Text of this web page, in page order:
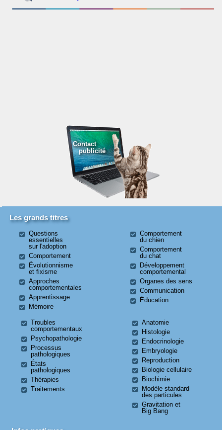
Contact
publicité
Les grands titres
Questions
essentielles
sur l'adoption
Comportement
Évolutionnisme
et fixisme
Approches
comportementales
Apprentissage
Mémoire
Comportement
du chien
Comportement
du chat
Développement
comportemental
Organes des sens
Communication
Éducation
Troubles
comportementaux
Psychopathologie
Processus
pathologiques
États
pathologiques
Thérapies
Traitements
Anatomie
Histologie
Endocrinologie
Embryologie
Reproduction
Biologie cellulaire
Biochimie
Modèle standard
des particules
Gravitation et
Big Bang